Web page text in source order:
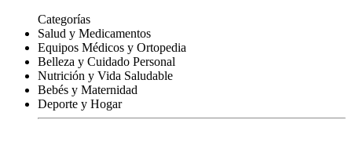
Categorías
Salud y Medicamentos
Equipos Médicos y Ortopedia
Belleza y Cuidado Personal
Nutrición y Vida Saludable
Bebés y Maternidad
Deporte y Hogar